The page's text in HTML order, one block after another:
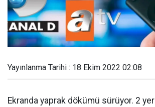
Yayınlanma Tarihi : 18 Ekim 2022 02:08
Ekranda yaprak dökümü sürüyor. 2